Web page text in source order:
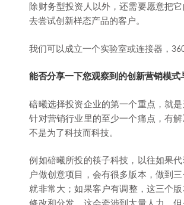
除财务型投资人以外，还需要愿意把
去尝试创新样态产品的客户。
我们可以成立一个实验室或连接器，
能否分享一下您观察到的创新营销模式
碚曦选择投资企业的第一个重点，就
针对营销行业里的至少一个痛点，有
不是为了科技而科技。
例如碚曦所投的筷子科技，以往如果
户做创意项目，会有很多版本，做到
就非常大；如果客户有调整，这三个
修改和分发，这会牵涉到大量人力，